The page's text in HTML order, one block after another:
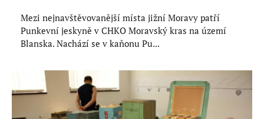
Mezi nejnavštěvovanější místa jižní Moravy patří
Punkevní jeskyně v CHKO Moravský kras na území
Blanska. Nachází se v kaňonu Pu...